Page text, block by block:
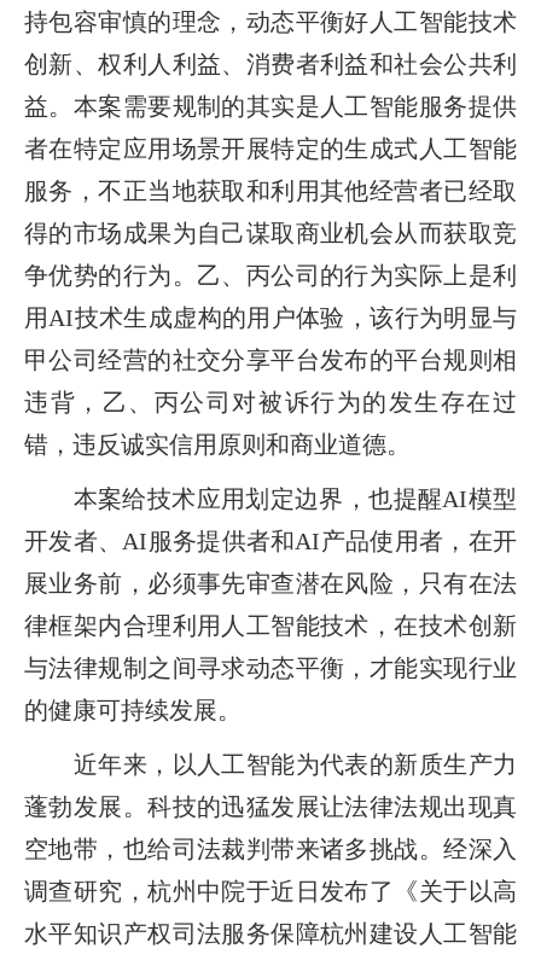
持包容审慎的理念，动态平衡好人工智能技术
创新、权利人利益、消费者利益和社会公共利
益。本案需要规制的其实是人工智能服务提供
者在特定应用场景开展特定的生成式人工智能
服务，不正当地获取和利用其他经营者已经取
得的市场成果为自己谋取商业机会从而获取竞
争优势的行为。乙、丙公司的行为实际上是利
用AI技术生成虚构的用户体验，该行为明显与
甲公司经营的社交分享平台发布的平台规则相
违背，乙、丙公司对被诉行为的发生存在过
错，违反诚实信用原则和商业道德。
本案给技术应用划定边界，也提醒AI模型
开发者、AI服务提供者和AI产品使用者，在开
展业务前，必须事先审查潜在风险，只有在法
律框架内合理利用人工智能技术，在技术创新
与法律规制之间寻求动态平衡，才能实现行业
的健康可持续发展。
近年来，以人工智能为代表的新质生产力
蓬勃发展。科技的迅猛发展让法律法规出现真
空地带，也给司法裁判带来诸多挑战。经深入
调查研究，杭州中院于近日发布了《关于以高
水平知识产权司法服务保障杭州建设人工智能